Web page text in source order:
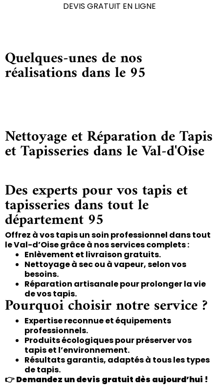
DEVIS GRATUIT EN LIGNE
Quelques-unes de nos
réalisations dans le 95
Nettoyage et Réparation de Tapis
et Tapisseries dans le Val-d'Oise
Des experts pour vos tapis et
tapisseries dans tout le
département 95
Offrez à vos tapis un soin professionnel dans tout
le Val-d’Oise grâce à nos services complets :
Enlèvement et livraison gratuits.
Nettoyage à sec ou à vapeur, selon vos
besoins.
Réparation artisanale pour prolonger la vie
de vos tapis.
Pourquoi choisir notre service ?
Expertise reconnue et équipements
professionnels.
Produits écologiques pour préserver vos
tapis et l’environnement.
Résultats garantis, adaptés à tous les types
de tapis.
👉Demandez un devis gratuit dès aujourd’hui !